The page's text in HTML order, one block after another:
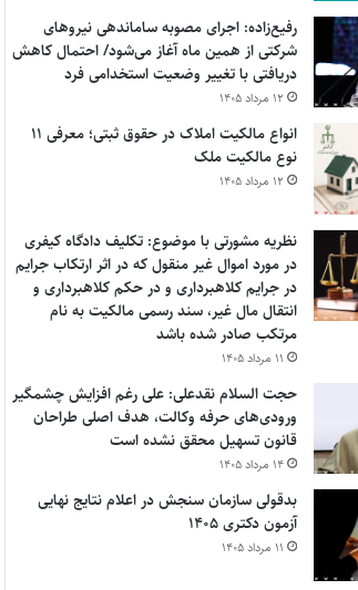
رفیع‌زاده: اجرای مصوبه ساماندهی نیروهای
شرکتی از همین ماه آغاز می‌شود/ احتمال کاهش
دریافتی با تغییر وضعیت استخدامی فرد
۱۲ مرداد ۱۴۰۵
انواع مالکیت املاک در حقوق ثبتی؛ معرفی ۱۱
نوع مالکیت ملک
۱۲ مرداد ۱۴۰۵
نظریه مشورتی با موضوع: تکلیف دادگاه کیفری
در مورد اموال غیر منقول که در اثر ارتکاب جرایم
در جرایم کلاهبرداری و در حکم کلاهبرداری و
انتقال مال غیر، سند رسمی مالکیت به نام
مرتکب صادر شده باشد
۱۱ مرداد ۱۴۰۵
حجت السلام نقدعلی: علی رغم افزایش چشمگیر
ورودی‌های حرفه وکالت، هدف اصلی طراحان
قانون تسهیل محقق نشده است
۱۴ مرداد ۱۴۰۵
بدقولی سازمان سنجش در اعلام نتایج نهایی
آزمون دکتری ۱۴۰۵
۱۱ مرداد ۱۴۰۵